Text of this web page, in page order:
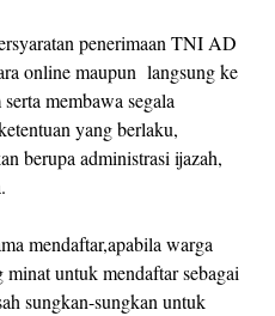
penerimaan TNI AD
online maupun langsung ke
membawa segala
yang berlaku,
berupa administrasi ijazah,
mendaftar,apabila warga
untuk mendaftar sebagai
sungkan-sungkan untuk